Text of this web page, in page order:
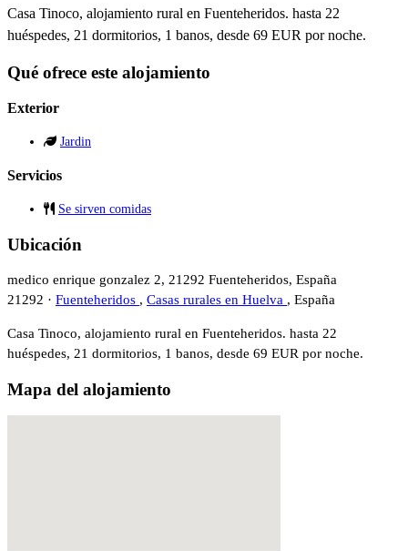
Casa Tinoco, alojamiento rural en Fuenteheridos. hasta 22
huéspedes, 21 dormitorios, 1 banos, desde 69 EUR por noche.
Qué ofrece este alojamiento
Exterior
Jardin
Servicios
Se sirven comidas
Ubicación
medico enrique gonzalez 2, 21292 Fuenteheridos, España
21292 · Fuenteheridos , Casas rurales en Huelva , España
Casa Tinoco, alojamiento rural en Fuenteheridos. hasta 22
huéspedes, 21 dormitorios, 1 banos, desde 69 EUR por noche.
Mapa del alojamiento